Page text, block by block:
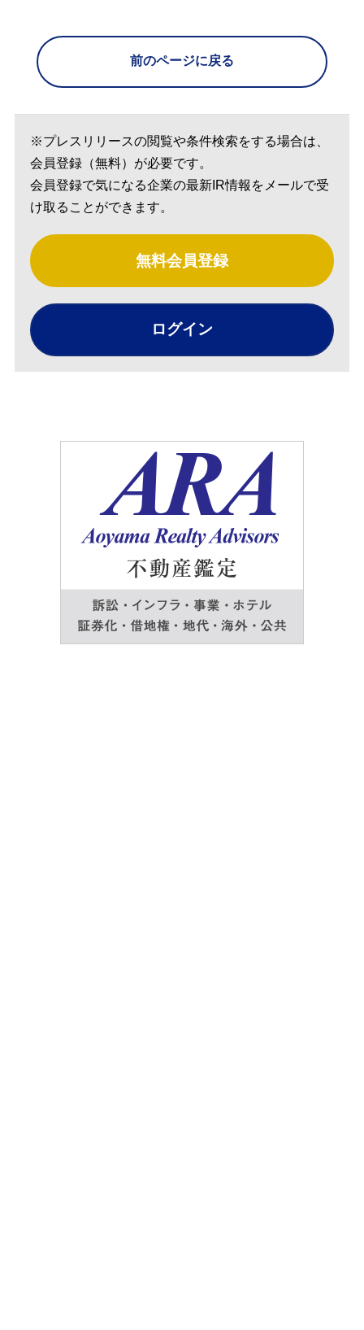
前のページに戻る
※プレスリリースの閲覧や条件検索をする場合は、
会員登録（無料）が必要です。
会員登録で気になる企業の最新IR情報をメールで受
け取ることができます。
無料会員登録
ログイン